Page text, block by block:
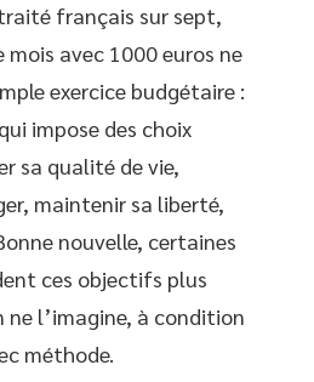
français sur sept,
mois avec 1000 euros ne
exercice budgétaire :
impose des choix
sa qualité de vie,
maintenir sa liberté,
nouvelle, certaines
ces objectifs plus
ne l’imagine, à condition
méthode.